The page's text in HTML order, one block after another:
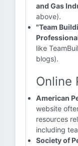
and Gas
above).
"Team
like
blogs).
Online
American
website
resources
including
Society of